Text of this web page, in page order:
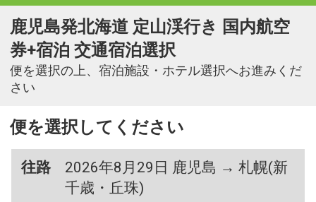
鹿児島発北海道 定山渓行き 国内航空
券+宿泊 交通宿泊選択
便を選択の上、宿泊施設・ホテル選択へお進みくだ
さい
便を選択してください
往路
2026年8月29日 鹿児島 → 札幌(新
千歳・丘珠)